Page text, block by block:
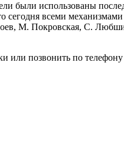
были использованы
сегодня всеми
М. Покровская, С.
позвонить по телефону